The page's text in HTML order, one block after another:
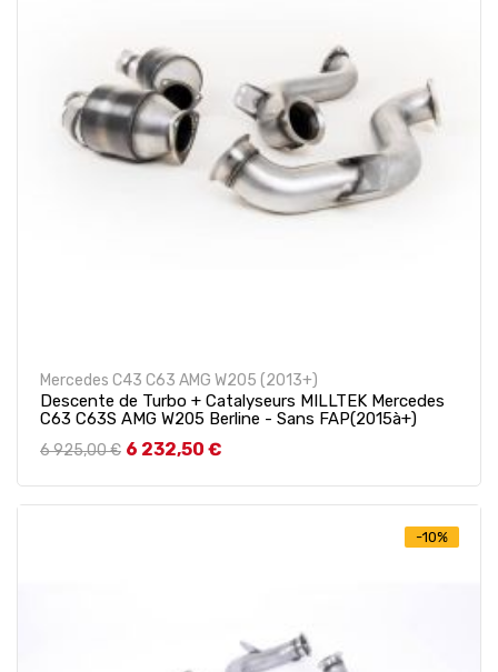
Mercedes C43 C63 AMG W205 (2013+)
Descente de Turbo + Catalyseurs MILLTEK Mercedes
C63 C63S AMG W205 Berline - Sans FAP(2015à+)
Prix de base
6 925,00 € Prix
6 232,50 €
-10%